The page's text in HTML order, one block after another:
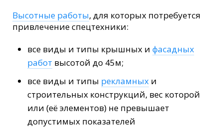
Высотные работы, для которых потребуется
привлечение спецтехники:
все виды и типы крышных и фасадных
работ высотой до 45м;
все виды и типы рекламных и
строительных конструкций, вес которой
или (её элементов) не превышает
допустимых показателей